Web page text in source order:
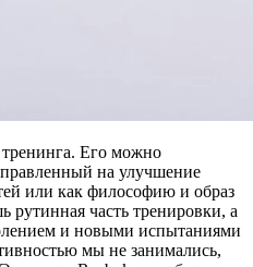
тренинга. Его можно
на улучшение
или как философию и образ
рутинная часть тренировки, а
и новыми испытаниями
мы не занимались,